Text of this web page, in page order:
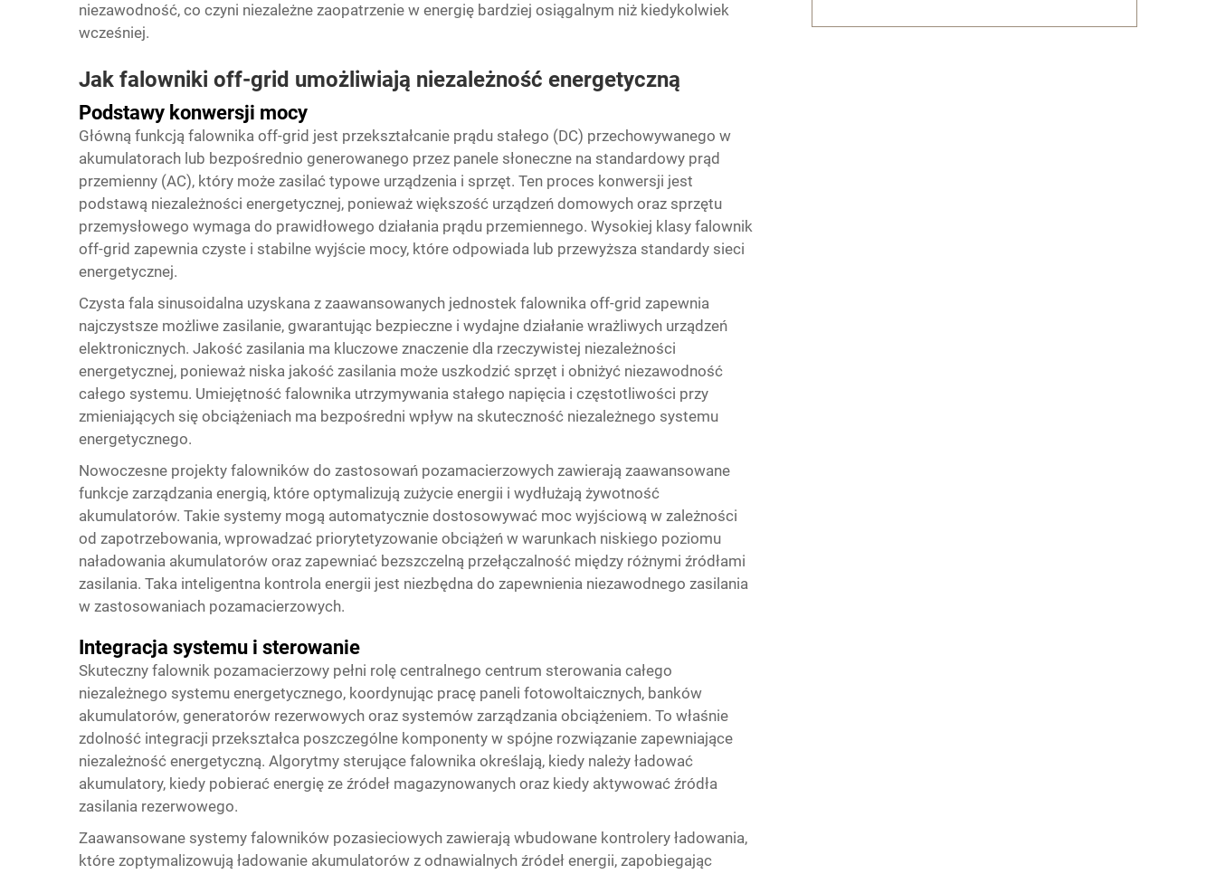
niezawodność, co czyni niezależne zaopatrzenie w energię bardziej osiągalnym niż kiedykolwiek
wcześniej.
Jak falowniki off-grid umożliwiają niezależność energetyczną
Podstawy konwersji mocy
Główną funkcją falownika off-grid jest przekształcanie prądu stałego (DC) przechowywanego w
akumulatorach lub bezpośrednio generowanego przez panele słoneczne na standardowy prąd
przemienny (AC), który może zasilać typowe urządzenia i sprzęt. Ten proces konwersji jest
podstawą niezależności energetycznej, ponieważ większość urządzeń domowych oraz sprzętu
przemysłowego wymaga do prawidłowego działania prądu przemiennego. Wysokiej klasy falownik
off-grid zapewnia czyste i stabilne wyjście mocy, które odpowiada lub przewyższa standardy sieci
energetycznej.
Czysta fala sinusoidalna uzyskana z zaawansowanych jednostek falownika off-grid zapewnia
najczystsze możliwe zasilanie, gwarantując bezpieczne i wydajne działanie wrażliwych urządzeń
elektronicznych. Jakość zasilania ma kluczowe znaczenie dla rzeczywistej niezależności
energetycznej, ponieważ niska jakość zasilania może uszkodzić sprzęt i obniżyć niezawodność
całego systemu. Umiejętność falownika utrzymywania stałego napięcia i częstotliwości przy
zmieniających się obciążeniach ma bezpośredni wpływ na skuteczność niezależnego systemu
energetycznego.
Nowoczesne projekty falowników do zastosowań pozamacierzowych zawierają zaawansowane
funkcje zarządzania energią, które optymalizują zużycie energii i wydłużają żywotność
akumulatorów. Takie systemy mogą automatycznie dostosowywać moc wyjściową w zależności
od zapotrzebowania, wprowadzać priorytetyzowanie obciążeń w warunkach niskiego poziomu
naładowania akumulatorów oraz zapewniać bezszczelną przełączalność między różnymi źródłami
zasilania. Taka inteligentna kontrola energii jest niezbędna do zapewnienia niezawodnego zasilania
w zastosowaniach pozamacierzowych.
Integracja systemu i sterowanie
Skuteczny falownik pozamacierzowy pełni rolę centralnego centrum sterowania całego
niezależnego systemu energetycznego, koordynując pracę paneli fotowoltaicznych, banków
akumulatorów, generatorów rezerwowych oraz systemów zarządzania obciążeniem. To właśnie
zdolność integracji przekształca poszczególne komponenty w spójne rozwiązanie zapewniające
niezależność energetyczną. Algorytmy sterujące falownika określają, kiedy należy ładować
akumulatory, kiedy pobierać energię ze źródeł magazynowanych oraz kiedy aktywować źródła
zasilania rezerwowego.
Zaawansowane systemy falowników pozasieciowych zawierają wbudowane kontrolery ładowania,
które zoptymalizowują ładowanie akumulatorów z odnawialnych źródeł energii, zapobiegając